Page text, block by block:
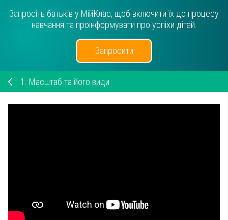
Запросіть батьків у МійКлас, щоб включити їх до процесу
навчання та проінформувати про успіхи дітей.
Запросити
1. Масштаб та його види